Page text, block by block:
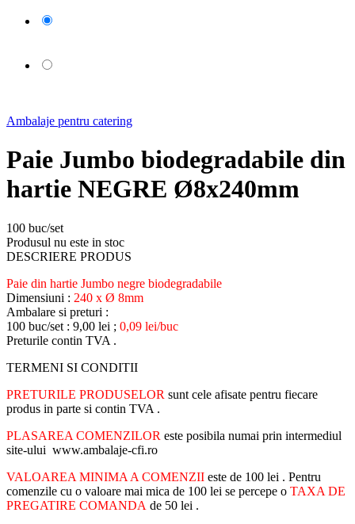
Ambalaje pentru catering
Paie Jumbo biodegradabile din
hartie NEGRE Ø8x240mm
100 buc/set
Produsul nu este in stoc
DESCRIERE PRODUS
Paie din hartie Jumbo negre biodegradabile
Dimensiuni : 240 x Ø 8mm
Ambalare si preturi :
100 buc/set : 9,00 lei ; 0,09 lei/buc
Preturile contin TVA .
TERMENI SI CONDITII
PRETURILE PRODUSELOR sunt cele afisate pentru fiecare
produs in parte si contin TVA .
PLASAREA COMENZILOR este posibila numai prin intermediul
site-ului www.ambalaje-cfi.ro
VALOAREA MINIMA A COMENZII este de 100 lei . Pentru
comenzile cu o valoare mai mica de 100 lei se percepe o TAXA DE
PREGATIRE COMANDA de 50 lei .